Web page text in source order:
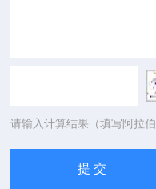
请输入计算结果（填写阿拉